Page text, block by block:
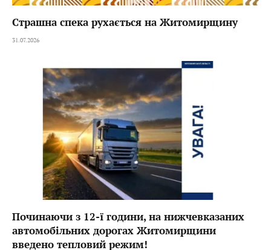
Страшна спека рухається на Житомирщину
31.07.2026
Починаючи з 12-ї години, на нижчевказаних
автомобільних дорогах Житомирщини
введено тепловий режим!